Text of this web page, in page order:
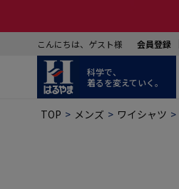
こんにちは、ゲスト様 会員登録
科学で、
着るを変えていく。
TOP メンズ ワイシャツ